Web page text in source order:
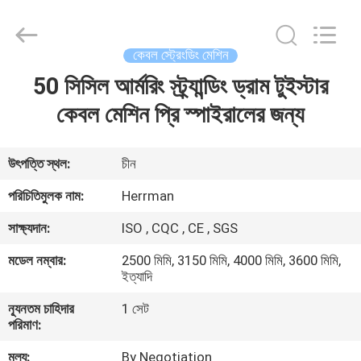
আমাদের
সম্পর্কে
কারখানা
ভ্রমণ
মান
Rights
Reserved.
কেবল স্ট্রেংডিং মেশিন
50 সিসিল আর্মরিং স্ট্র্যান্ডিং ড্রাম টুইস্টার
কেবল মেশিন প্রি স্পাইরালের জন্য
উৎপত্তি স্থল:
চীন
পরিচিতিমুলক নাম:
Herrman
সাক্ষ্যদান:
ISO , CQC , CE , SGS
মডেল নম্বার:
2500 মিমি, 3150 মিমি, 4000 মিমি, 3600 মিমি,
ইত্যাদি
ন্যূনতম চাহিদার
পরিমাণ:
1 সেট
মূল্য: By Negotiation